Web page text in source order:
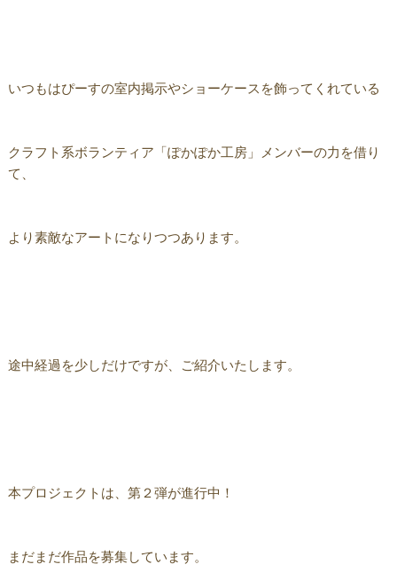
いつもはぴーすの室内掲示やショーケースを飾ってくれている
クラフト系ボランティア「ぽかぽか工房」メンバーの力を借り
て、
より素敵なアートになりつつあります。
途中経過を少しだけですが、ご紹介いたします。
本プロジェクトは、第２弾が進行中！
まだまだ作品を募集しています。